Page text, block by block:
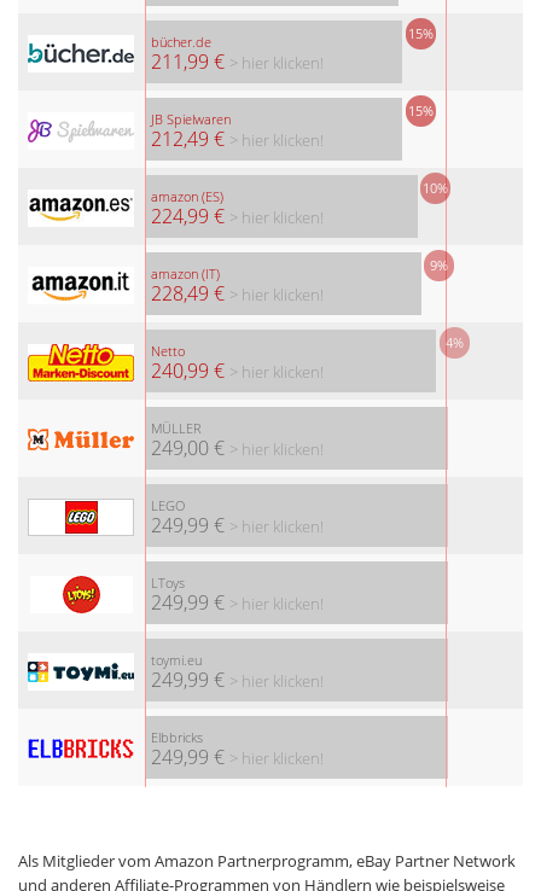
bücher.de
211,99 €
15%
> hier klicken!
JB Spielwaren
212,49 €
15%
> hier klicken!
amazon (ES)
224,99 €
10%
> hier klicken!
amazon (IT)
228,49 €
9%
> hier klicken!
Netto
240,99 €
4%
> hier klicken!
MÜLLER
249,00 € > hier klicken!
LEGO
249,99 € > hier klicken!
LToys
249,99 € > hier klicken!
toymi.eu
249,99 € > hier klicken!
Elbbricks
249,99 € > hier klicken!
Als Mitglieder vom Amazon Partnerprogramm, eBay Partner Network
und anderen Affiliate-Programmen von Händlern wie beispielsweise